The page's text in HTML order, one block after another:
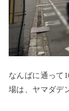
なんばに通って
場は、ヤマダデ